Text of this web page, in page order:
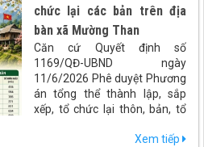
chức lại các bản trên địa
bàn xã Mường Than
Căn cứ Quyết định số
1169/QĐ-UBND ngày
11/6/2026 Phê duyệt Phương
án tổng thể thành lập, sắp
xếp, tổ chức lại thôn, bản, tổ
Châu. UBND xã Mường Than
Xem tiếp